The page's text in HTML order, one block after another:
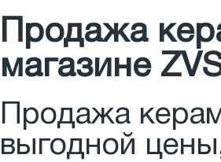
Продажа
магазине
Продажа
выгодной